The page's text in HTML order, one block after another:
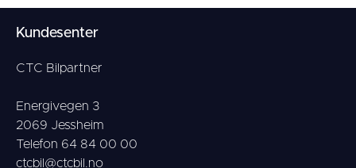
Kundesenter
CTC Bilpartner
Energivegen 3
2069 Jessheim
Telefon 64 84 00 00
ctcbil@ctcbil.no